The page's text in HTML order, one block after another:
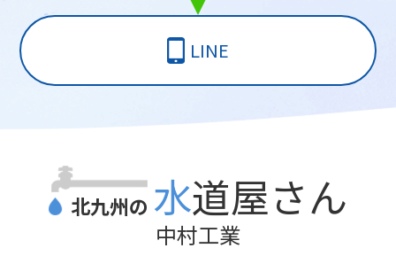
LINE
北九州の 水道屋さん
中村工業